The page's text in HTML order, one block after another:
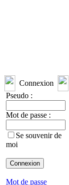
Connexion
Pseudo :
Mot de passe :
Se souvenir de
moi
Mot de passe